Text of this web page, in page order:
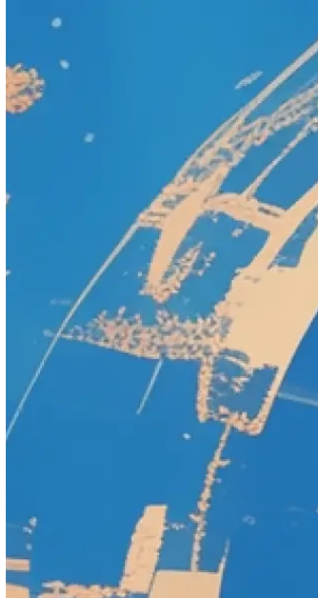
仕組み ゲームリスト
ニュース
私のアカウント
ゲームツール
ゲーム体験を向上させる強力なツール
お気に入りのゲーム向けのビルドプランナー、アイテムデー
タベース、インタラクティブマップ、スキル計算機などを探
索しましょう。
Borderlands 3
Borderlands 4